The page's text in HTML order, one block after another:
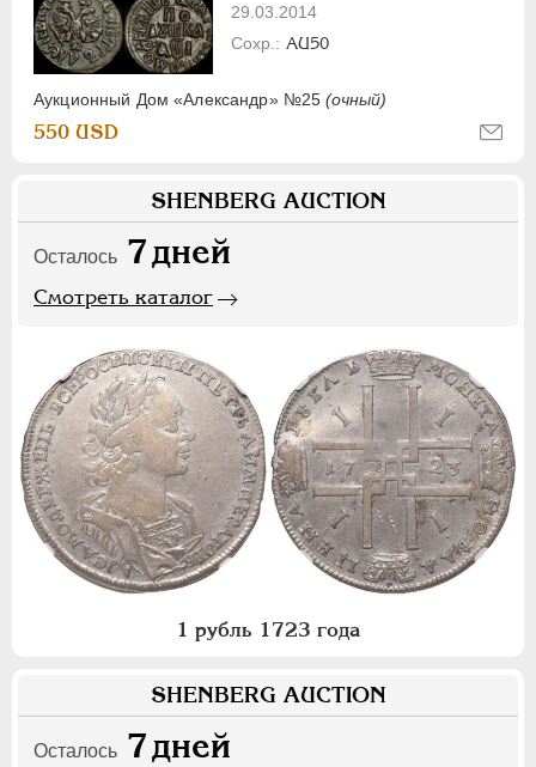
29.03.2014
Аукционный Дом «Александр» №25(очный)
AU50
550 USD
SHENBERG AUCTION
Осталось 7дней
Смотреть каталог
1 рубль 1723 года
SHENBERG AUCTION
Осталось 7дней